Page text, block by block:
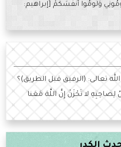
وَلُومُوا أَنْفُسَكُمْ [إبراهيم:
تعالى: (الرفيق قبل الطريق)؟
لِصاحِبِهِ لا تَحْزَنْ إِنَّ اللَّهَ مَعَنا